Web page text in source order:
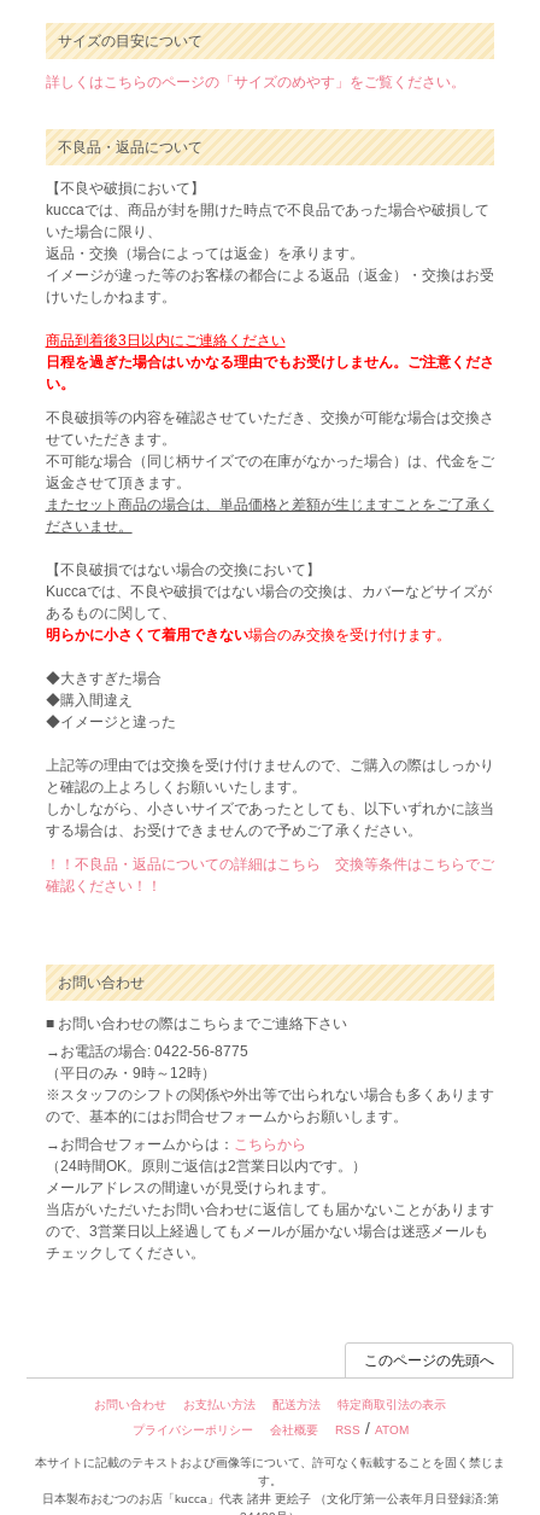
サイズの目安について
詳しくはこちらのページの「サイズのめやす」をご覧ください。
不良品・返品について
【不良や破損において】
kuccaでは、商品が封を開けた時点で不良品であった場合や破損して
いた場合に限り、
返品・交換（場合によっては返金）を承ります。
イメージが違った等のお客様の都合による返品（返金）・交換はお受
けいたしかねます。
商品到着後3日以内にご連絡ください
日程を過ぎた場合はいかなる理由でもお受けしません。ご注意くださ
い。
不良破損等の内容を確認させていただき、交換が可能な場合は交換さ
せていただきます。
不可能な場合（同じ柄サイズでの在庫がなかった場合）は、代金をご
返金させて頂きます。
またセット商品の場合は、単品価格と差額が生じますことをご了承く
ださいませ。
【不良破損ではない場合の交換において】
Kuccaでは、不良や破損ではない場合の交換は、カバーなどサイズが
あるものに関して、
明らかに小さくて着用できない場合のみ交換を受け付けます。
◆大きすぎた場合
◆購入間違え
◆イメージと違った
上記等の理由では交換を受け付けませんので、ご購入の際はしっかり
と確認の上よろしくお願いいたします。
しかしながら、小さいサイズであったとしても、以下いずれかに該当
する場合は、お受けできませんので予めご了承ください。
！！不良品・返品についての詳細はこちら 交換等条件はこちらでご
確認ください！！
お問い合わせ
■ お問い合わせの際はこちらまでご連絡下さい
→お電話の場合: 0422-56-8775
（平日のみ・9時～12時）
※スタッフのシフトの関係や外出等で出られない場合も多くあります
ので、基本的にはお問合せフォームからお願いします。
→お問合せフォームからは： こちらから
（24時間OK。原則ご返信は2営業日以内です。）
メールアドレスの間違いが見受けられます。
当店がいただいたお問い合わせに返信しても届かないことがあります
ので、3営業日以上経過してもメールが届かない場合は迷惑メールも
チェックしてください。
このページの先頭へ
お問い合わせ お支払い方法 配送方法
特定商取引法の表示
プライバシーポリシー
会社概要 RSS / ATOM
本サイトに記載のテキストおよび画像等について、許可なく転載することを固く禁じま
す。
日本製布おむつのお店「kucca」代表 諸井 更絵子 （文化庁第一公表年月日登録済:第